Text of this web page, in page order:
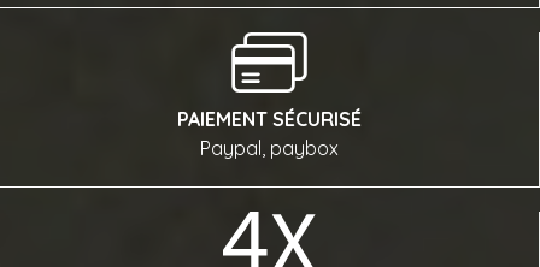
PAIEMENT SÉCURISÉ
Paypal, paybox